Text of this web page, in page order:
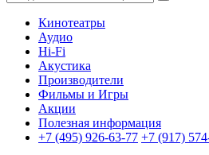
Кинотеатры
Аудио
Hi-Fi
Акустика
Производители
Фильмы и Игры
Акции
Полезная информация
+7 (495) 926-63-77 +7 (917)